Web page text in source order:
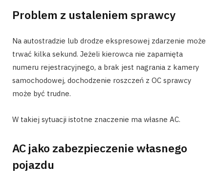
Problem z ustaleniem sprawcy
Na autostradzie lub drodze ekspresowej zdarzenie może
trwać kilka sekund. Jeżeli kierowca nie zapamięta
numeru rejestracyjnego, a brak jest nagrania z kamery
samochodowej, dochodzenie roszczeń z OC sprawcy
może być trudne.
W takiej sytuacji istotne znaczenie ma własne AC.
AC jako zabezpieczenie własnego
pojazdu